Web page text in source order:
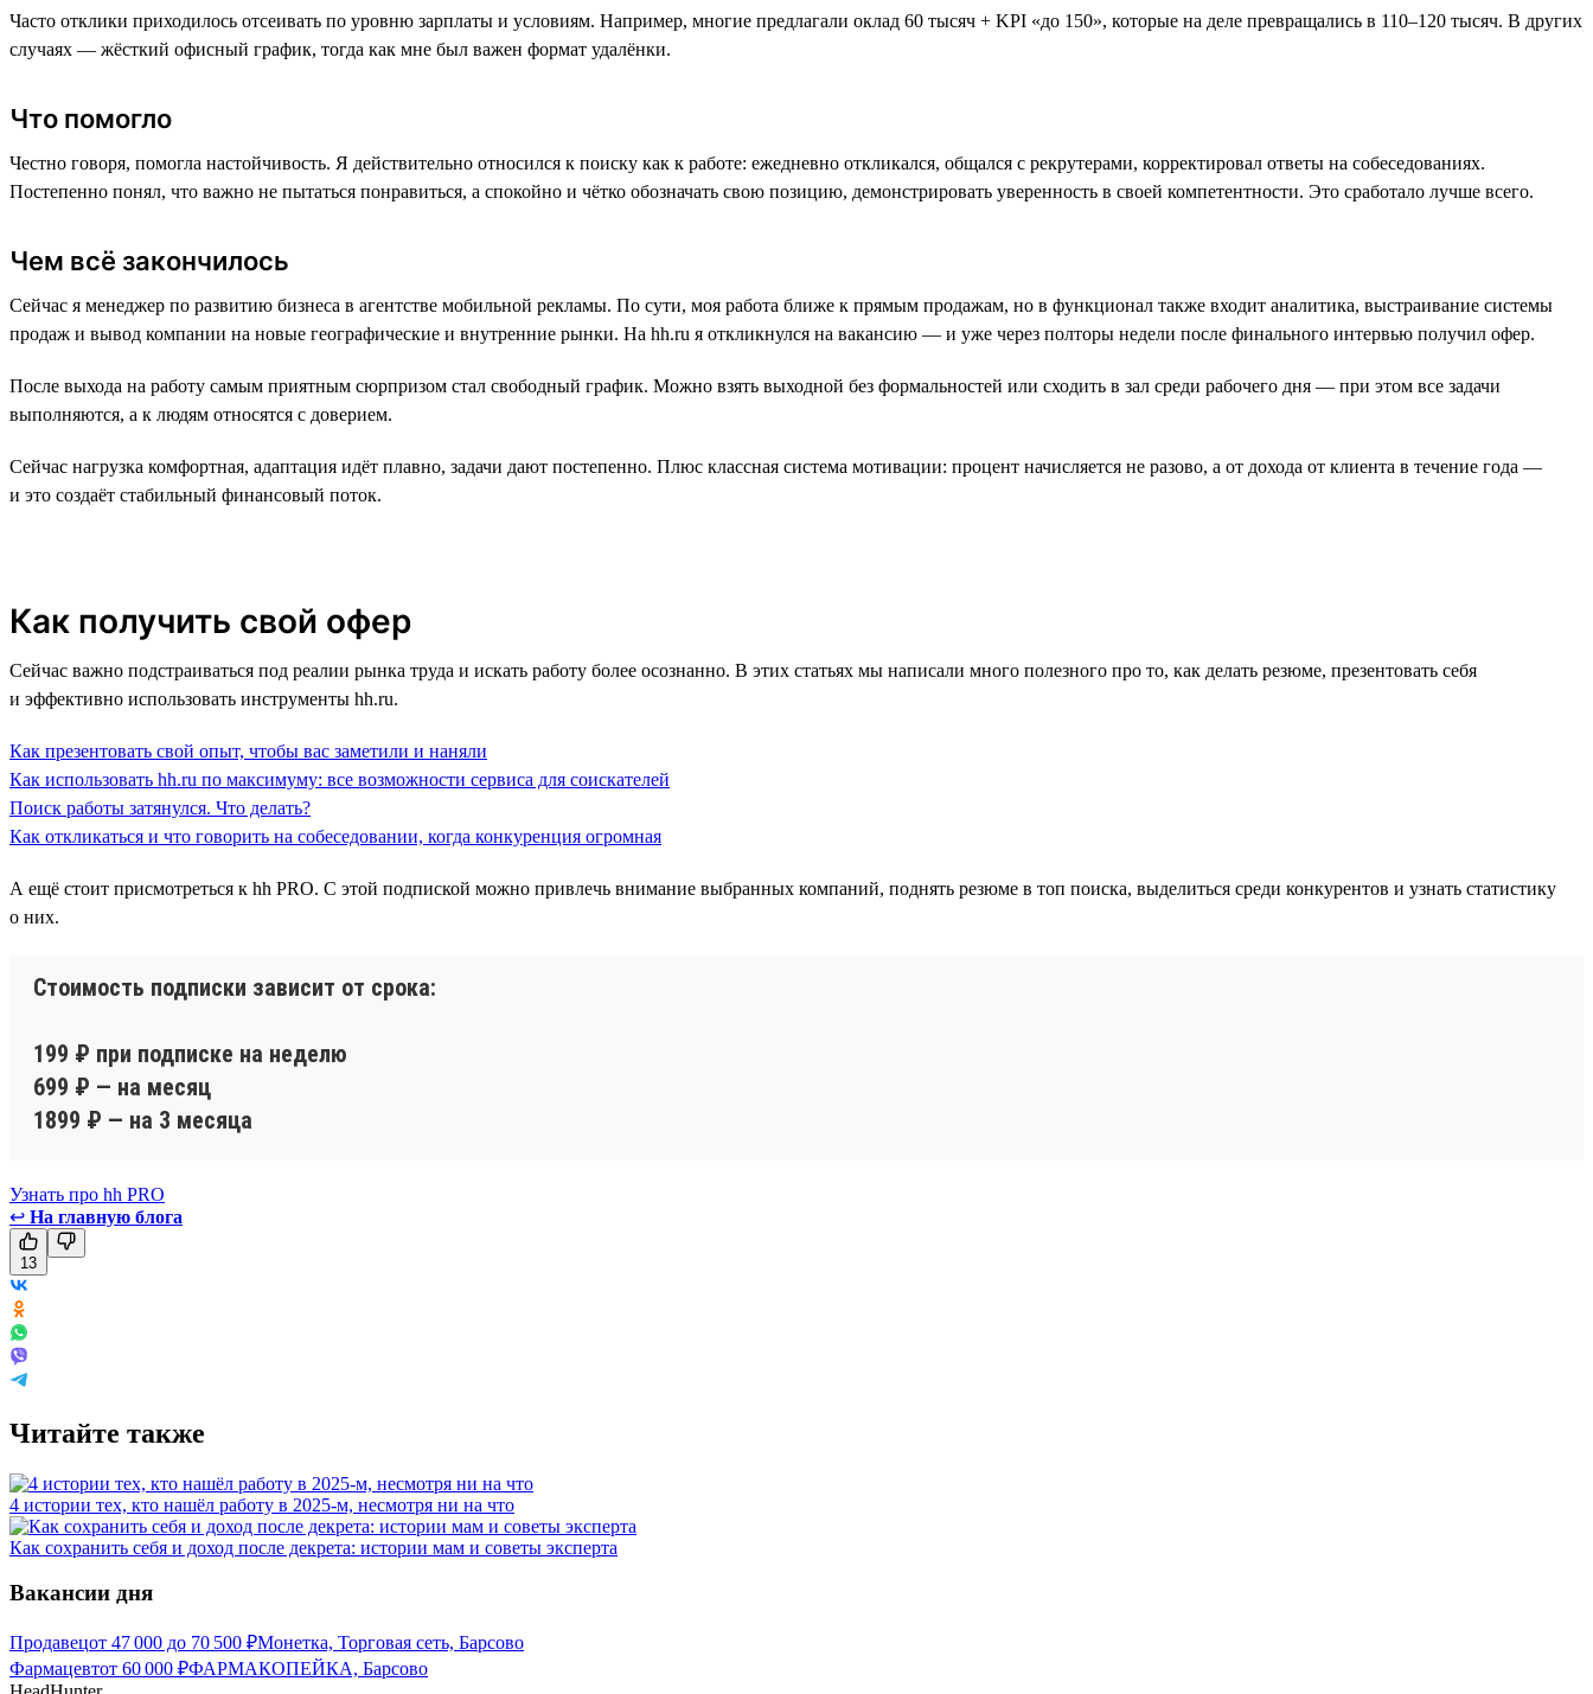
Часто отклики приходилось отсеивать по уровню зарплаты и условиям. Например, многие предлагали оклад 60 тысяч + KPI «до 150», которые на деле превращались в 110–120 тысяч. В других
случаях — жёсткий офисный график, тогда как мне был важен формат удалёнки.
Что помогло
Честно говоря, помогла настойчивость. Я действительно относился к поиску как к работе: ежедневно откликался, общался с рекрутерами, корректировал ответы на собеседованиях.
Постепенно понял, что важно не пытаться понравиться, а спокойно и чётко обозначать свою позицию, демонстрировать уверенность в своей компетентности. Это сработало лучше всего.
Чем всё закончилось
Сейчас я менеджер по развитию бизнеса в агентстве мобильной рекламы. По сути, моя работа ближе к прямым продажам, но в функционал также входит аналитика, выстраивание системы
продаж и вывод компании на новые географические и внутренние рынки. На hh.ru я откликнулся на вакансию — и уже через полторы недели после финального интервью получил офер.
После выхода на работу самым приятным сюрпризом стал свободный график. Можно взять выходной без формальностей или сходить в зал среди рабочего дня — при этом все задачи
выполняются, а к людям относятся с доверием.
Сейчас нагрузка комфортная, адаптация идёт плавно, задачи дают постепенно. Плюс классная система мотивации: процент начисляется не разово, а от дохода от клиента в течение года —
и это создаёт стабильный финансовый поток.
Как получить свой офер
Сейчас важно подстраиваться под реалии рынка труда и искать работу более осознанно. В этих статьях мы написали много полезного про то, как делать резюме, презентовать себя
и эффективно использовать инструменты hh.ru.
Как презентовать свой опыт, чтобы вас заметили и наняли
Как использовать hh.ru по максимуму: все возможности сервиса для соискателей
Поиск работы затянулся. Что делать?
Как откликаться и что говорить на собеседовании, когда конкуренция огромная
А ещё стоит присмотреться к hh PRO. С этой подпиской можно привлечь внимание выбранных компаний, поднять резюме в топ поиска, выделиться среди конкурентов и узнать статистику
о них.
Стоимость подписки зависит от срока:
199 ₽ при подписке на неделю
699 ₽ — на месяц
1899 ₽ — на 3 месяца
Узнать про hh PRO
↩ На главную блога
13
Читайте также
4 истории тех, кто нашёл работу в 2025-м, несмотря ни на что
Как сохранить себя и доход после декрета: истории мам и советы эксперта
Вакансии дня
Продавецот 47 000 до 70 500 ₽Монетка, Торговая сеть, Барсово
Фармацевтот 60 000 ₽ФАРМАКОПЕЙКА, Барсово